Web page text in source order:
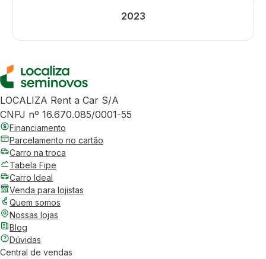
2023
LOCALIZA Rent a Car S/A
CNPJ nº 16.670.085/0001-55
Financiamento
Parcelamento no cartão
Carro na troca
Tabela Fipe
Carro Ideal
Venda para lojistas
Quem somos
Nossas lojas
Blog
Dúvidas
Central de vendas